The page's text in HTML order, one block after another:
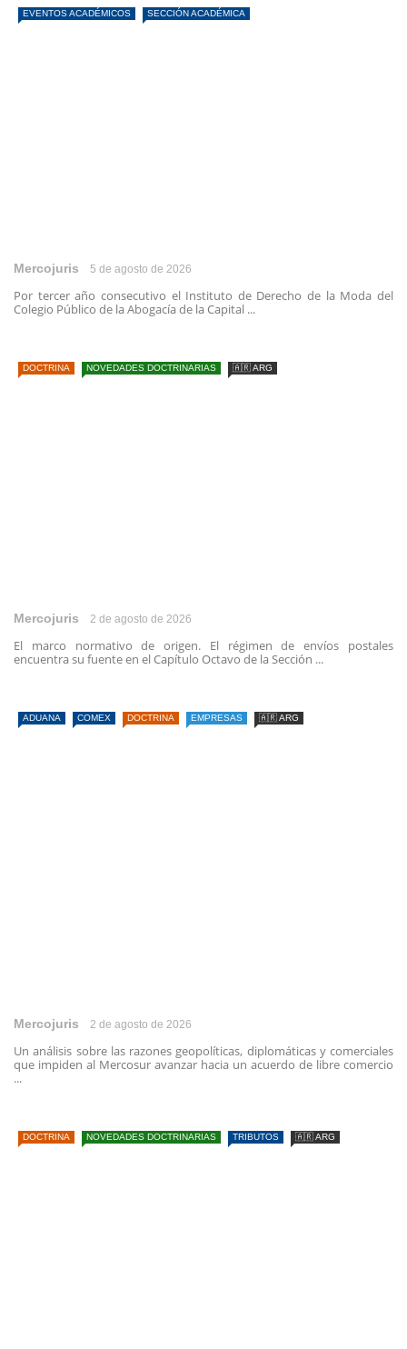
EVENTOS ACADÉMICOS SECCIÓN ACADÉMICA
Mercojuris 5 de agosto de 2026
Por tercer año consecutivo el Instituto de Derecho de la Moda del
Colegio Público de la Abogacía de la Capital ...
DOCTRINA NOVEDADES DOCTRINARIAS 🇦🇷 ARG
Mercojuris 2 de agosto de 2026
El marco normativo de origen. El régimen de envíos postales
encuentra su fuente en el Capítulo Octavo de la Sección ...
ADUANA COMEX DOCTRINA EMPRESAS 🇦🇷 ARG
Mercojuris 2 de agosto de 2026
Un análisis sobre las razones geopolíticas, diplomáticas y comerciales
que impiden al Mercosur avanzar hacia un acuerdo de libre comercio
...
DOCTRINA NOVEDADES DOCTRINARIAS TRIBUTOS 🇦🇷 ARG